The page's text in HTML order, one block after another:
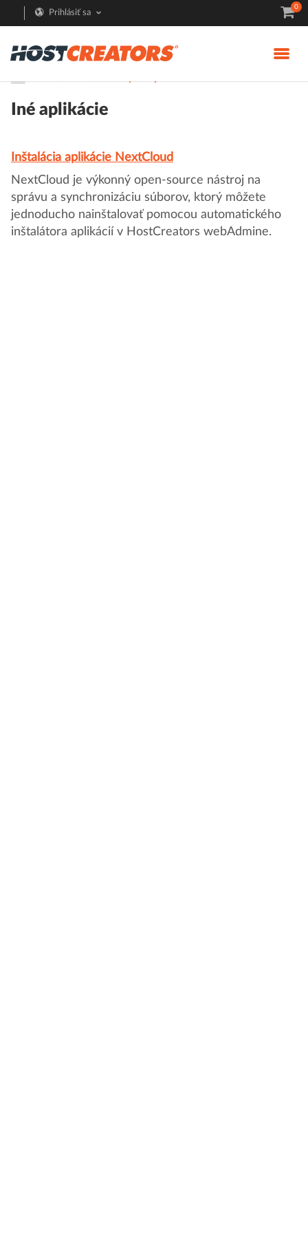
Prihlásiť sa
0
Iné aplikácie
Inštalácia aplikácie NextCloud
NextCloud je výkonný open-source nástroj na
správu a synchronizáciu súborov, ktorý môžete
jednoducho nainštalovať pomocou automatického
inštalátora aplikácií v HostCreators webAdmine.